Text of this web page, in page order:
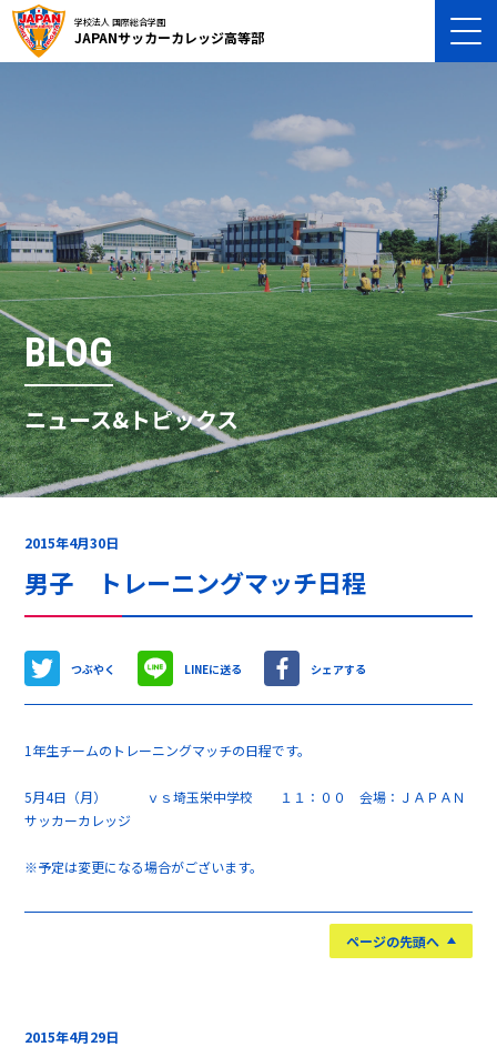
学校法人 国際総合学園
JAPANサッカーカレッジ高等部
BLOG
ニュース&トピックス
2015年4月30日
男子 トレーニングマッチ日程
つぶやく LINEに送る シェアする
1年生チームのトレーニングマッチの日程です。
5月4日（月） ｖｓ埼玉栄中学校 １１：００ 会場：ＪＡＰＡＮ
サッカーカレッジ
※予定は変更になる場合がございます。
ページの先頭へ
2015年4月29日